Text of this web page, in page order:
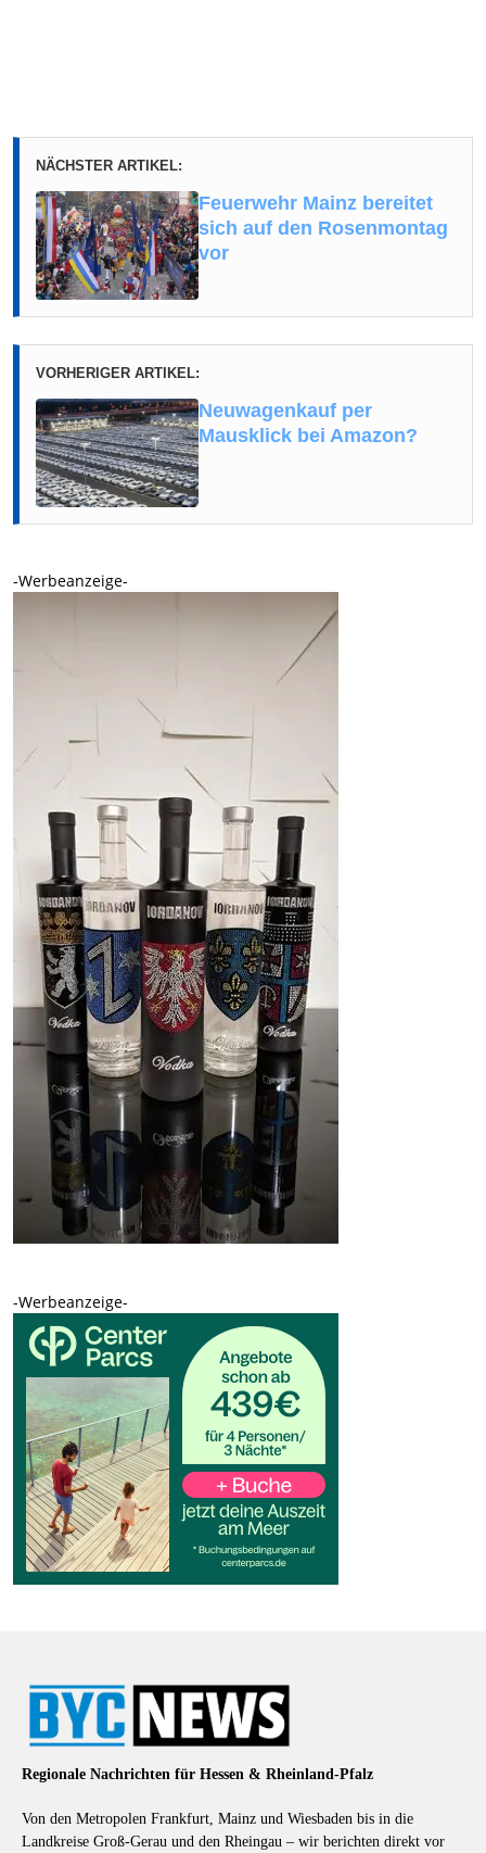
NÄCHSTER ARTIKEL:
Feuerwehr Mainz bereitet
sich auf den Rosenmontag
vor
VORHERIGER ARTIKEL:
Neuwagenkauf per
Mausklick bei Amazon?
-Werbeanzeige-
-Werbeanzeige-
Regionale Nachrichten für Hessen & Rheinland-Pfalz
Von den Metropolen Frankfurt, Mainz und Wiesbaden bis in die
Landkreise Groß-Gerau und den Rheingau – wir berichten direkt vor